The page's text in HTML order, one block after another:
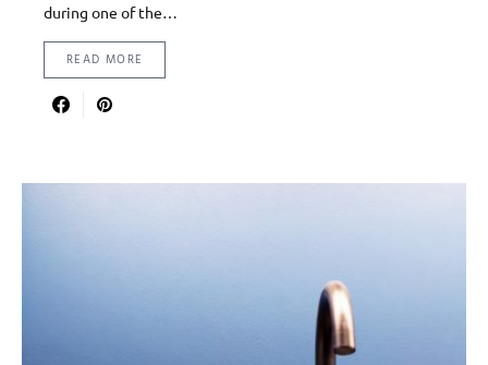
during one of the…
READ MORE